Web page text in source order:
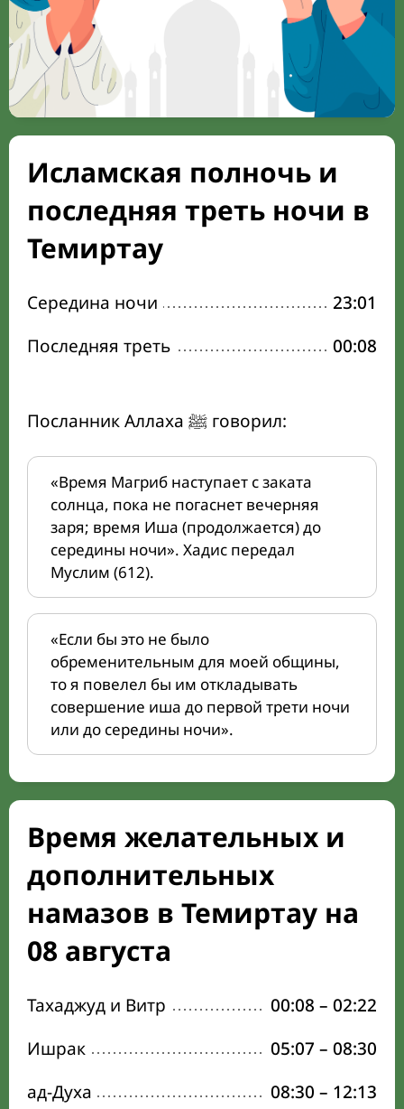
Исламская полночь и
последняя треть ночи в
Темиртау
Середина ночи
23:01
Последняя треть
00:08
Посланник Аллаха ﷺ говорил:
«Время Магриб наступает с заката
солнца, пока не погаснет вечерняя
заря; время Иша (продолжается) до
середины ночи». Хадис передал
Муслим (612).
«Если бы это не было
обременительным для моей общины,
то я повелел бы им откладывать
совершение иша до первой трети ночи
или до середины ночи».
Время желательных и
дополнительных
намазов в Темиртау на
08 августа
Тахаджуд и Витр 00:08 – 02:22
Ишрак
05:07 – 08:30
ад-Духа
08:30 – 12:13